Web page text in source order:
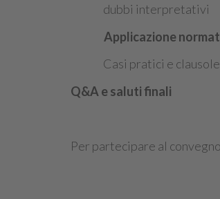
dubbi interpretativi
Applicazione
Casi pratici e
Q&A e saluti finali
Per partecipare al